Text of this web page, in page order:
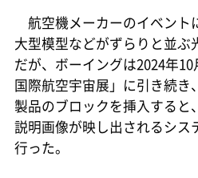
航空機メーカーのイベント
大型模型などがずらりと並ぶ
だが、ボーイングは2024年
国際航空宇宙展」に引き続き
製品のブロックを挿入すると
説明画像が映し出されるシス
行った。